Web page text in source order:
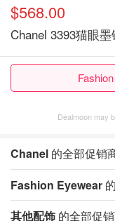
$568.00
Chanel 3393猫眼墨
Dealmoon may
Chanel 的全部促销
Fashion Eyewear
其他配饰 的全部促